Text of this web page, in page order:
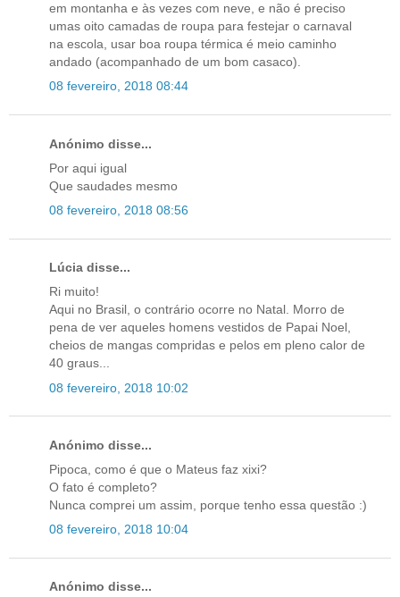
em montanha e às vezes com neve, e não é preciso
umas oito camadas de roupa para festejar o carnaval
na escola, usar boa roupa térmica é meio caminho
andado (acompanhado de um bom casaco).
08 fevereiro, 2018 08:44
Anónimo disse...
Por aqui igual
Que saudades mesmo
08 fevereiro, 2018 08:56
Lúcia disse...
Ri muito!
Aqui no Brasil, o contrário ocorre no Natal. Morro de
pena de ver aqueles homens vestidos de Papai Noel,
cheios de mangas compridas e pelos em pleno calor de
40 graus...
08 fevereiro, 2018 10:02
Anónimo disse...
Pipoca, como é que o Mateus faz xixi?
O fato é completo?
Nunca comprei um assim, porque tenho essa questão :)
08 fevereiro, 2018 10:04
Anónimo disse...